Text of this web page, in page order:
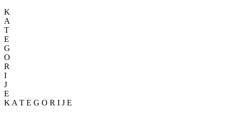
K
A
T
E
G
O
R
I
J
E
K A T E G O R I J E